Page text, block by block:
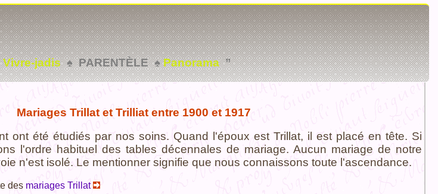
Vivre-jadis♠ PARENTÈLE ♠Panorama”
Mariages Trillat et Trilliat entre 1900 et 1917
ont été étudiés par nos soins. Quand l'époux est Trillat, il est placé en tête. Si
l'ordre habituel des tables décennales de mariage. Aucun mariage de notre
n'est isolé. Le mentionner signifie que nous connaissons toute l'ascendance.
des mariages Trillat